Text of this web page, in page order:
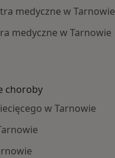
medyczne w Tarnowie
medyczne w Tarnowie
choroby
w Tarnowie